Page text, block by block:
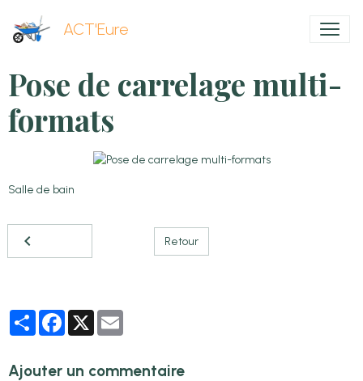
ACT'Eure
Pose de carrelage multi-
formats
Salle de bain
Retour
PartagerFacebook
X
Ajouter un commentaire